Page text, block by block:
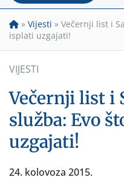
» Vijesti » Večernji list i
isplati uzgajati!
VIJESTI
Večernji list i
služba: Evo
uzgajati!
24. kolovoza 2015.